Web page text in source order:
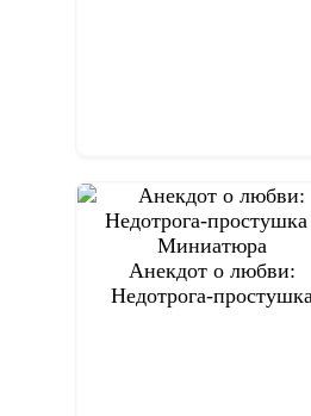
Анекдот о любви:
Недотрога-простушка